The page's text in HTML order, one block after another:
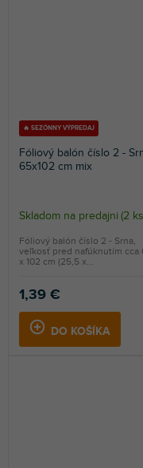
🔥 SEZÓNNY VÝPREDAJ
Fóliový balón číslo 2 -
65x102 cm mix
Skladom na predajni (2 ks
1,39 €
DO KOŠÍKA
Fóliový balón číslo 2 - Srna,
veľkosť pred nafúknutím cca
x 102 cm (25,5 x...